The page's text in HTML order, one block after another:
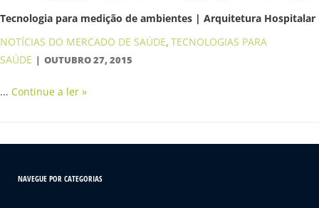
Tecnologia para medição de ambientes | Arquitetura Hospitalar
NOTÍCIAS DO MERCADO DE SAÚDE, TECNOLOGIAS PARA
SAÚDE
OUTUBRO 27, 2015
… Continue a ler »
NAVEGUE POR CATEGORIAS